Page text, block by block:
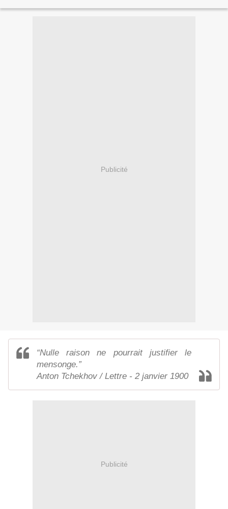
Publicité
“Nulle raison ne pourrait justifier le
mensonge.”
Anton Tchekhov / Lettre - 2 janvier 1900
Publicité